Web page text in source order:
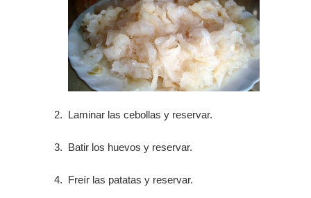
Laminar las cebollas y reservar.
Batir los huevos y reservar.
Freír las patatas y reservar.